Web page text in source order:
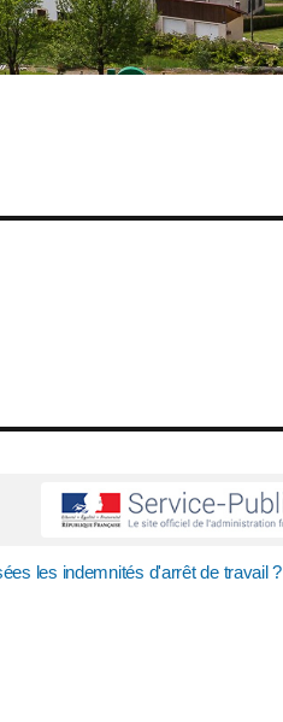
les indemnités d'arrêt de travail ?